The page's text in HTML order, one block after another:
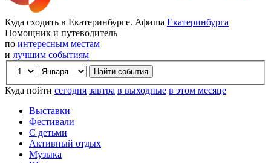
Куда сходить в Екатеринбурге. Афиша Екатеринбурга
Помощник и путеводитель
по интересным местам
и лучшим событиям
Куда пойти сегодня завтра в выходные в этом месяце
Выставки
Фестивали
С детьми
Активный отдых
Музыка